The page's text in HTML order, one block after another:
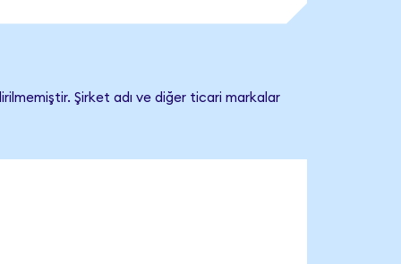
Şirket adı ve diğer ticari markalar